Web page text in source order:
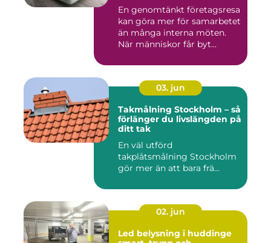
En genomtänkt företagsresa
kan göra mer för samarbetet
än många interna möten.
När människor får byt...
03. jun
Takmålning Stockholm – så
förlänger du livslängden på
ditt tak
En väl utförd
takplåtsmålning Stockholm
gör mer än att bara frä...
02. jun
Led belysning i huddinge